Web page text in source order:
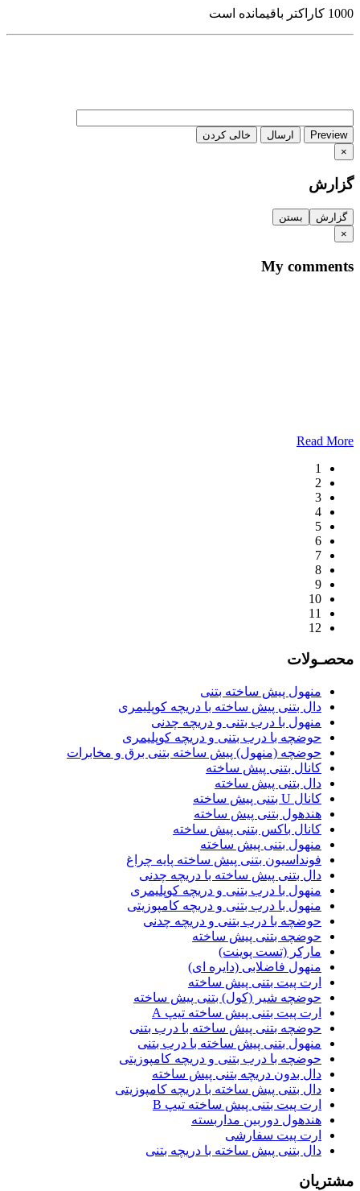
1000 کاراکتر باقیمانده است
Preview ارسال
خالی کردن
×
گزارش
گزارش
بستن
×
My comments
Read More
1
2
3
4
5
6
7
8
9
10
11
12
محصـولات
منهول پیش ساخته بتنی
دال بتنی پیش ساخته با دریچه کوپلیمری
منهول با درب بتنی و دریچه چدنی
حوضچه با درب بتنی و دریچه کوپلیمری
حوضچه (منهول) پیش ساخته بتنی برق و مخابرات
کانال بتنی پیش ساخته
دال بتنی پیش ساخته
کانال U بتنی پیش ساخته
هندهول بتنی پیش ساخته
کانال باکس بتنی پیش ساخته
منهول بتنی پیش ساخته
فونداسیون بتنی پیش ساخته پایه چراغ
دال بتنی پیش ساخته با دریچه چدنی
منهول با درب بتنی و دریچه کوپلیمری
منهول با درب بتنی و دریچه کامپوزیتی
حوضچه با درب بتنی و دریچه چدنی
حوضچه بتنی پیش ساخته
مارکر (تست پوینت)
منهول فاضلابی (دایره ای)
ارت پیت بتنی پیش ساخته
حوضچه شیر (کول) بتنی پیش ساخته
ارت پیت بتنی پیش ساخته تیپ A
حوضچه بتنی پیش ساخته با درب بتنی
منهول بتنی پیش ساخته با درب بتنی
حوضچه با درب بتنی و دریچه کامپوزیتی
دال بدون دریچه بتنی پیش ساخته
دال بتنی پیش ساخته با دریچه کامپوزیتی
ارت پیت بتنی پیش ساخته تیپ B
هندهول دوربین مداربسته
ارت پیت سفارشی
دال بتنی پیش ساخته با دریچه بتنی
مشتریان